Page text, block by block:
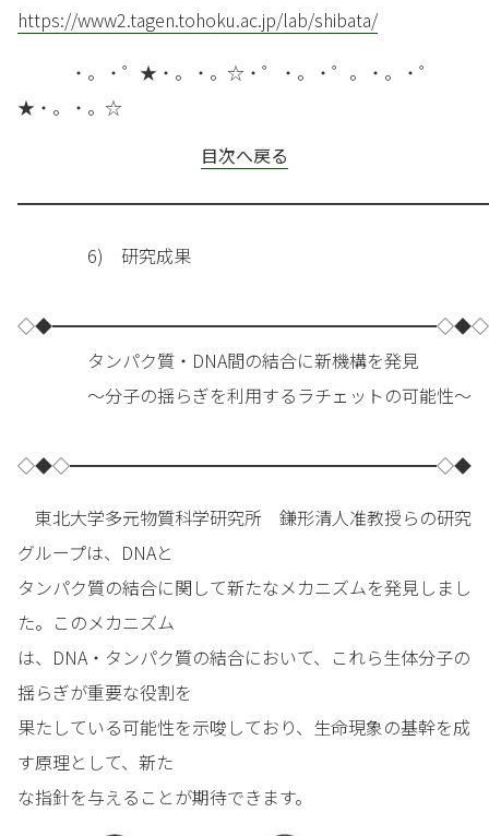
https://www2.tagen.tohoku.ac.jp/lab/shibata/
・。・゜★・。・。☆・゜・。・゜。・。・゜
★・。・。☆
目次へ戻る
6) 研究成果
◇◆━━━━━━━━━━━━━━━━━━━━━━◇◆◇
タンパク質・DNA間の結合に新機構を発見
～分子の揺らぎを利用するラチェットの可能性～
◇◆◇━━━━━━━━━━━━━━━━━━━━━◇◆
東北大学多元物質科学研究所 鎌形清人准教授らの研究
グループは、DNAと
タンパク質の結合に関して新たなメカニズムを発見しまし
た。このメカニズム
は、DNA・タンパク質の結合において、これら生体分子の
揺らぎが重要な役割を
果たしている可能性を示唆しており、生命現象の基幹を成
す原理として、新た
な指針を与えることが期待できます。